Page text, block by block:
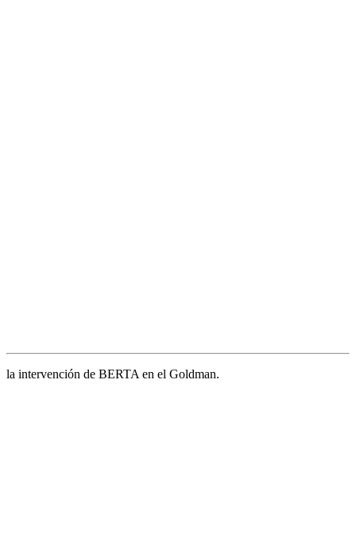
la intervención de BERTA en el Goldman.